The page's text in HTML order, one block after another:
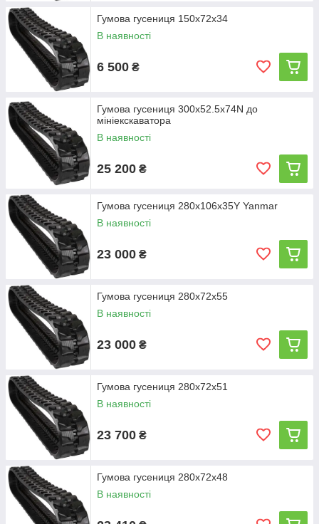
Гумова гусениця 150х72х34
В наявності
6 500 ₴
Гумова гусениця 300x52.5x74N до
мініекскаватора
В наявності
25 200 ₴
Гумова гусениця 280х106х35Y Yanmar
В наявності
23 000 ₴
Гумова гусениця 280х72х55
В наявності
23 000 ₴
Гумова гусениця 280х72х51
В наявності
23 700 ₴
Гумова гусениця 280х72х48
В наявності